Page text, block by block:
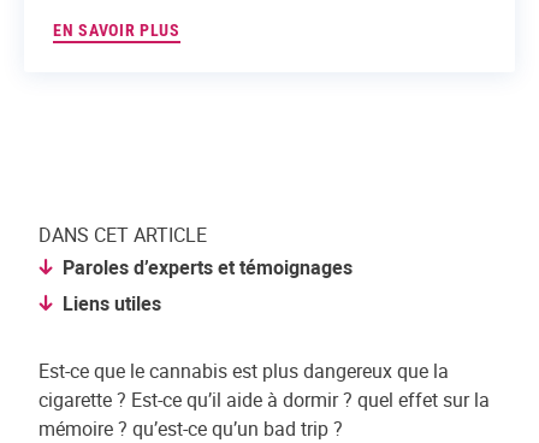
EN SAVOIR PLUS
DANS CET ARTICLE
Paroles d’experts et témoignages
Liens utiles
Est-ce que le cannabis est plus dangereux que la
cigarette ? Est-ce qu’il aide à dormir ? quel effet sur la
mémoire ? qu’est-ce qu’un bad trip ?